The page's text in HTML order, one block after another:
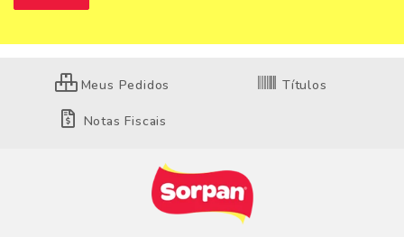
Meus Pedidos Títulos
Notas Fiscais